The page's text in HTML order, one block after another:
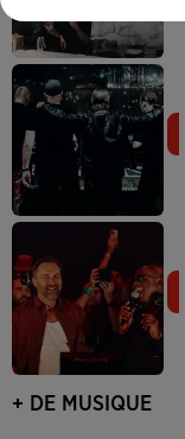
+ DE MUSIQUE